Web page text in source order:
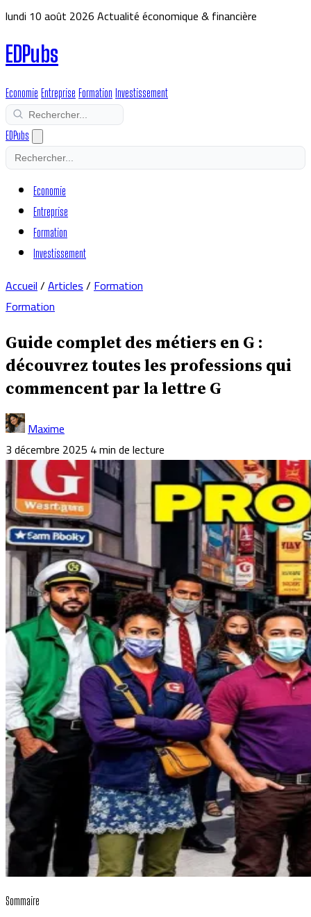
lundi 10 août 2026Actualité économique & financière
EDPubs
Economie Entreprise Formation Investissement
EDPubs
Economie
Entreprise
Formation
Investissement
Accueil/Articles/Formation
Formation
Guide complet des métiers en G :
découvrez toutes les professions qui
commencent par la lettre G
Maxime
3 décembre 2025 4 min de lecture
Sommaire